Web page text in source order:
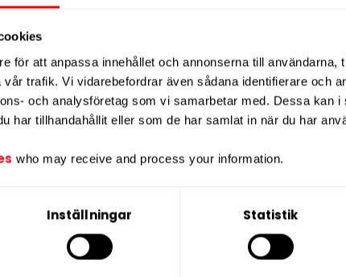
för att anpassa innehållet och annonserna till användarna,
trafik. Vi vidarebefordrar även sådana identifierare och
och analysföretag som vi samarbetar med. Dessa kan
har tillhandahållit eller som de har samlat in när du har
who may receive and process your information.
Inställningar Statistik
men ändå vill ha tydlig
både nyare användare och dig
lekfulla smakkombinationer, stilren
format. Pomegranate & Melon är
profil.
Vikt per
Varumärke
Tillverkare